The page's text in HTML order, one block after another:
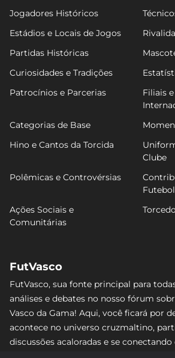
Jogadores Históricos
Estádios e Locais de Jogos
Partidas Históricas
Curiosidades e Tradições
Patrocínios e Parcerias
Filiais
Categorias de Base
Hino e Cantos da Torcida
Clube
Polêmicas e Controvérsias
Ações Sociais e
Comunitárias
FutVasco
FutVasco, sua fonte principal para
análises e debates no nosso fórum
Vasco da Gama! Aqui, você ficará por
acontece no universo cruzmaltino,
discussões acaloradas e se